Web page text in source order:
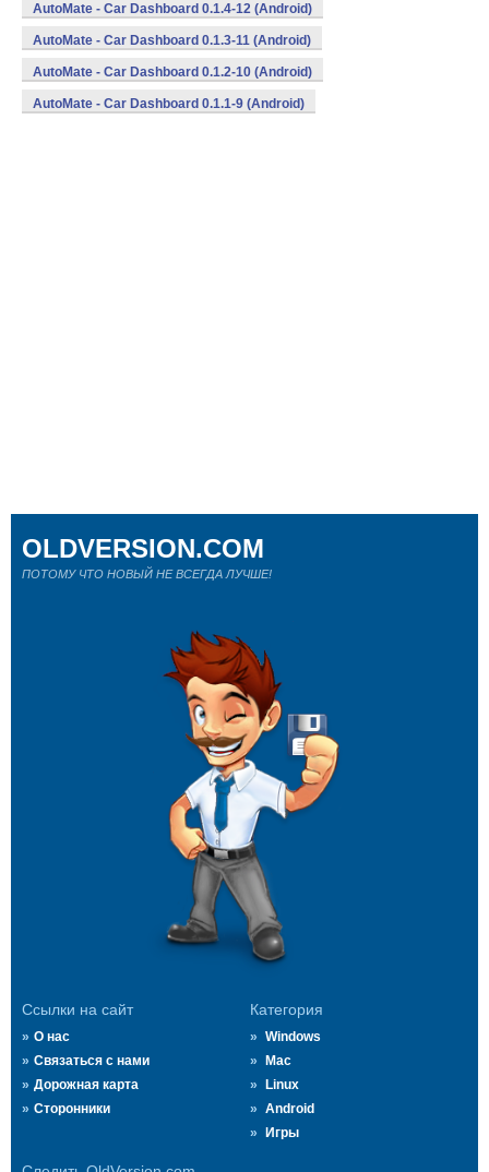
AutoMate - Car Dashboard 0.1.4-12 (Android)
AutoMate - Car Dashboard 0.1.3-11 (Android)
AutoMate - Car Dashboard 0.1.2-10 (Android)
AutoMate - Car Dashboard 0.1.1-9 (Android)
Ссылки на сайт
О нас
Связаться с нами
Дорожная карта
Сторонники
Категория
Windows
Mac
Linux
Android
Игры
OLDVERSION.COM
ПОТОМУ ЧТО НОВЫЙ НЕ ВСЕГДА ЛУЧШЕ!